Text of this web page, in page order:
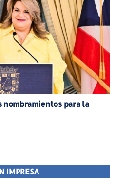
nombramientos para la
IMPRESA